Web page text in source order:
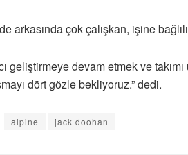
arkasında çok çalışkan, işine
geliştirmeye devam etmek ve
dört gözle bekliyoruz.” dedi.
alpine jack doohan